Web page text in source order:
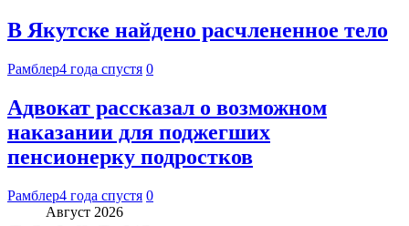
В Якутске найдено расчлененное тело
Рамблер4 года спустя 0
Адвокат рассказал о возможном
наказании для поджегших
пенсионерку подростков
Рамблер4 года спустя 0
Август 2026